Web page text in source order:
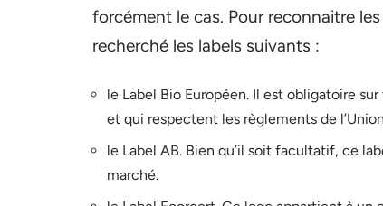
forcément le cas. Pour reconnaitre
recherché les labels suivants :
le Label Bio Européen. Il est obligatoire
et qui respectent les règlements de
le Label AB. Bien qu’il soit facultatif, ce
marché.